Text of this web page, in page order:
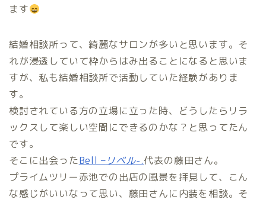
ます
結婚相談所って、綺麗なサロンが多いと思います。そ
れが浸透していて枠からはみ出ることになると思いま
すが、私も結婚相談所で活動していた経験がありま
す。
検討されている方の立場に立った時、どうしたらリラ
ックスして楽しい空間にできるのかな？と思ってたん
です。
そこに出会ったBell –リベル-.代表の藤田さん。
プライムツリー赤池での出店の風景を拝見して、こん
な感じがいいなって思い、藤田さんに内装を相談。そ